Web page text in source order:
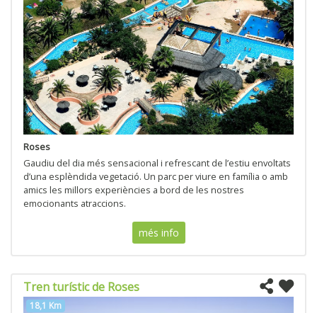
Roses
Gaudiu del dia més sensacional i refrescant de l’estiu envoltats
d’una esplèndida vegetació. Un parc per viure en família o amb
amics les millors experiències a bord de les nostres
emocionants atraccions.
més info
Tren turístic de Roses
18,1 Km